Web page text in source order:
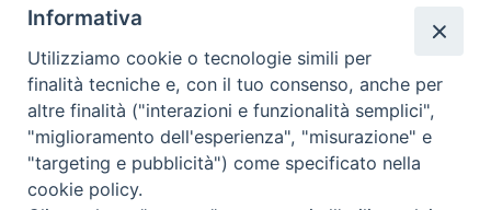
7/7/2011 pag.26)
Diocesi di Melfi Rapolla Venosa
• Largo Duomo, 12 - 85025 MELFI (PZ) •
Informativa
Utilizziamo cookie o tecnologie simili per
finalità tecniche e, con il tuo consenso, anche per
altre finalità ("interazioni e funzionalità semplici",
"miglioramento dell'esperienza", "misurazione" e
"targeting e pubblicità") come specificato nella
cookie policy.